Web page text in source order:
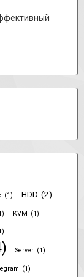
(1) HDD (2)
KVM (1)
Server (1)
(1)